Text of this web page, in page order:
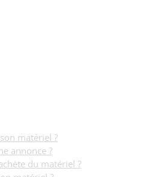
matériel ?
annonce ?
du matériel ?